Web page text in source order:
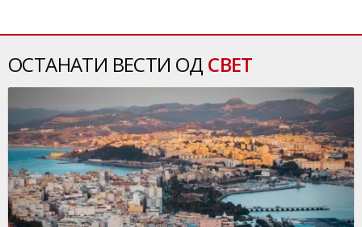
ОСТАНАТИ ВЕСТИ ОД СВЕТ